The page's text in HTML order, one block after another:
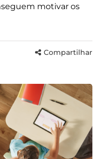
motivar os
Compartilhar